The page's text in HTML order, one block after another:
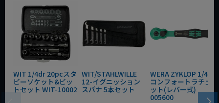
WIT 1/4dr 20pcスタ
ビーソケット&ビッ
トセット WIT-10002
WIT/STAHLWILLE
12-イグニッション
スパナ 5本セット
WERA ZYKLOP 1/4"
コンフォートラチェ
ット(レバー式)
005600